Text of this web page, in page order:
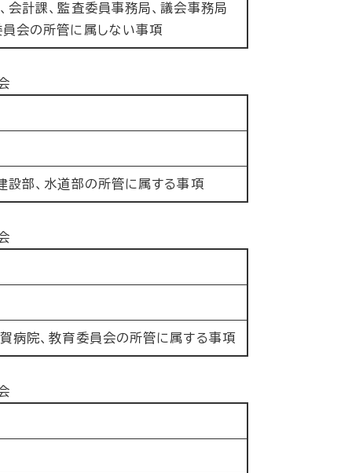
会計課、監査委員事務局、議会事務局
会の所管に属しない事項
設部、水道部の所管に属する事項
病院、教育委員会の所管に属する事項